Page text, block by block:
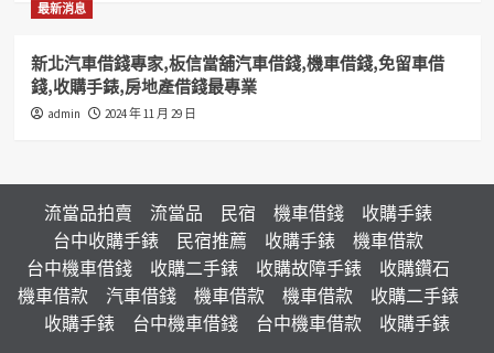
最新消息
新北汽車借錢專家,板信當舖汽車借錢,機車借錢,免留車借
錢,收購手錶,房地產借錢最專業
admin 2024 年 11 月 29 日
流當品拍賣 流當品 民宿 機車借錢
收購手錶
台中收購手錶
民宿推薦 收購手錶
機車借款
台中機車借錢
收購二手錶 收購故障手錶
收購鑽石
機車借款
汽車借錢 機車借款 機車借款
收購二手錶
收購手錶
台中機車借錢 台中機車借款 收購手錶